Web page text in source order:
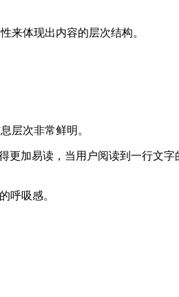
来体现出内容的层次结构。
层次非常鲜明。
更加易读，当用户阅读到一行文
呼吸感。